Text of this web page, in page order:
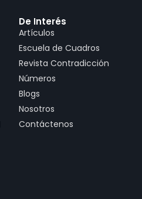
De Interés
Artículos
Escuela de Cuadros
Revista Contradicción
Números
Blogs
Nosotros
Contáctenos